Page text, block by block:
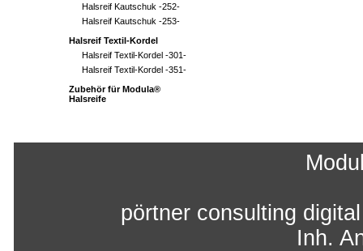
Halsreif Kautschuk -252-
Halsreif Kautschuk -253-
Halsreif Textil-Kordel
Halsreif Textil-Kordel -301-
Halsreif Textil-Kordel -351-
Zubehör für Modula®
Halsreife
pörtner consulting
Inh.